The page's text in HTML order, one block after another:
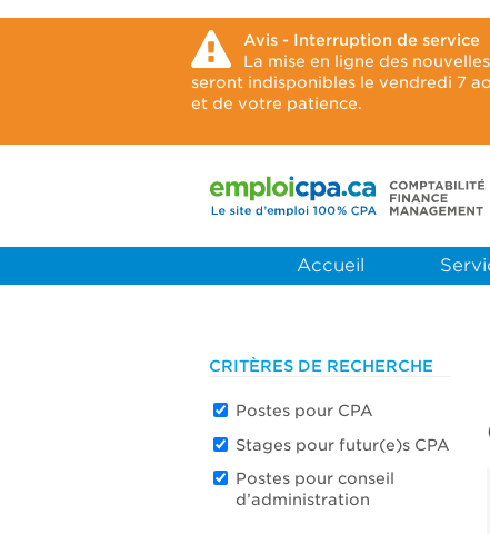
Avis - Interruption de service
La mise en ligne des
seront indisponibles le vendredi 7
et de votre patience.
Accueil
CRITÈRES DE RECHERCHE
Postes pour CPA
Stages pour futur(e)s CPA
Postes pour conseil
d’administration